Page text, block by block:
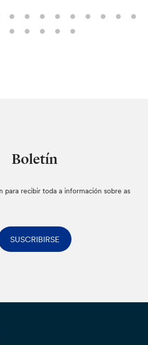
Boletín
para recibir toda a información sobre as
SUSCRIBIRSE